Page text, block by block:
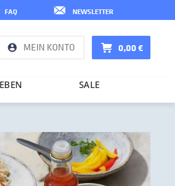
NEWSLETTER
FAQ
MEIN KONTO 0,00 €
SALE